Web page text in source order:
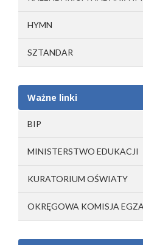
HYMN
SZTANDAR
Ważne linki
BIP
MINISTERSTWO EDUKACJI
KURATORIUM OŚWIATY
OKRĘGOWA KOMISJA